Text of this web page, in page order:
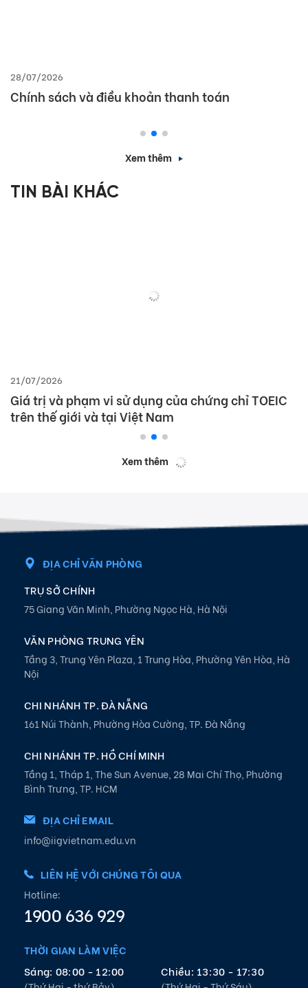
28/07/2026
Chính sách và điều khoản thanh toán
Xem thêm
TIN BÀI KHÁC
21/07/2026
Giá trị và phạm vi sử dụng của chứng chỉ TOEIC
trên thế giới và tại Việt Nam
Xem thêm
ĐỊA CHỈ VĂN PHÒNG
TRỤ SỞ CHÍNH
75 Giang Văn Minh, Phường Ngọc Hà, Hà Nội
VĂN PHÒNG TRUNG YÊN
Tầng 3, Trung Yên Plaza, 1 Trung Hòa, Phường Yên Hòa, Hà
Nội
CHI NHÁNH TP. ĐÀ NẴNG
161 Núi Thành, Phường Hòa Cường, TP. Đà Nẵng
CHI NHÁNH TP. HỒ CHÍ MINH
Tầng 1, Tháp 1, The Sun Avenue, 28 Mai Chí Thọ, Phường
Bình Trưng, TP. HCM
ĐỊA CHỈ EMAIL
info@iigvietnam.edu.vn
LIÊN HỆ VỚI CHÚNG TÔI QUA
Hotline:
1900 636 929
THỜI GIAN LÀM VIỆC
Sáng: 08:00 - 12:00
Chiều: 13:30 - 17:30